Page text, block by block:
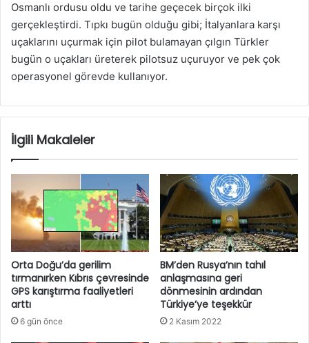
Osmanlı ordusu oldu ve tarihe geçecek birçok ilki
gerçekleştirdi. Tıpkı bugün olduğu gibi; İtalyanlara karşı
uçaklarını uçurmak için pilot bulamayan çılgın Türkler
bugün o uçakları üreterek pilotsuz uçuruyor ve pek çok
operasyonel görevde kullanıyor.
İlgili Makaleler
Orta Doğu’da gerilim
tırmanırken Kıbrıs çevresinde
GPS karıştırma faaliyetleri
arttı
6 gün önce
BM’den Rusya’nın tahıl
anlaşmasına geri
dönmesinin ardından
Türkiye’ye teşekkür
2 Kasım 2022